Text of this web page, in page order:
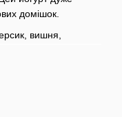
домішок.
вишня,